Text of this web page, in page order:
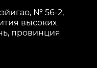
№ 56-2,
высоких
провинция